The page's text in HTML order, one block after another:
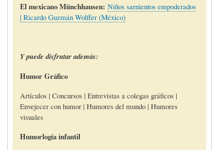
El mexicano Münchhausen: Niños sarnientos empoderados
| Ricardo Guzmán Wolffer (México)
Y puede disfrutar además:
Humor Gráfico
Artículos | Concursos | Entrevistas a colegas gráficos |
Envejecer con humor | Humores del mundo | Humores
visuales
Humorlogía infantil